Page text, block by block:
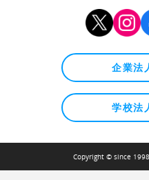
企業法
学校法
Copyright © since